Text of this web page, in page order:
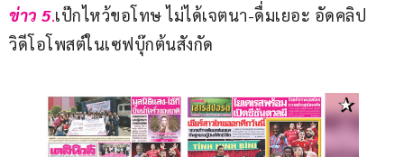
ข่าว 5.เป๊กไหว้ขอโทษ ไม่ได้เจตนา-ดื่มเยอะ อัดคลิป
วิดีโอโพสต์ในเซฟบุ๊กต้นสังกัด